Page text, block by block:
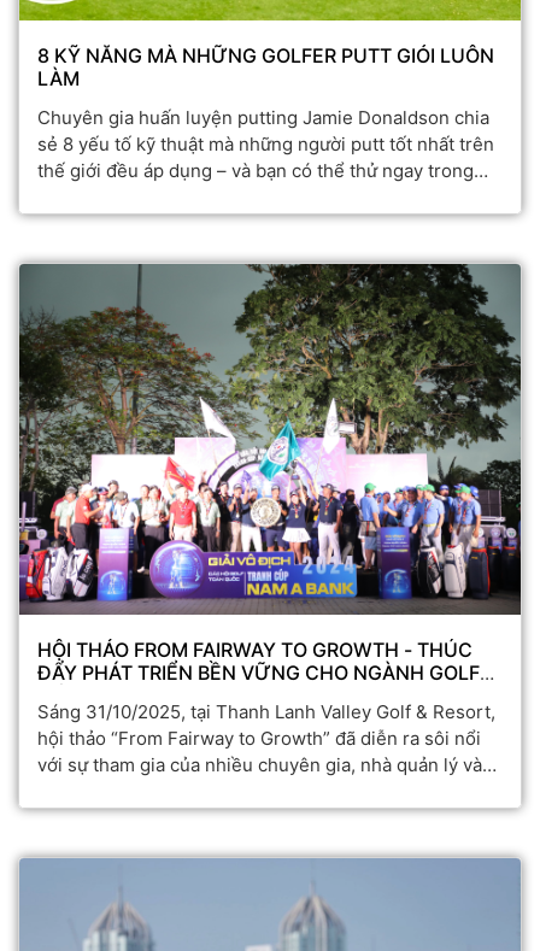
8 KỸ NĂNG MÀ NHỮNG GOLFER PUTT GIỎI LUÔN
LÀM
Chuyên gia huấn luyện putting Jamie Donaldson chia
sẻ 8 yếu tố kỹ thuật mà những người putt tốt nhất trên
thế giới đều áp dụng – và bạn có thể thử ngay trong
HỘI THẢO FROM FAIRWAY TO GROWTH - THÚC
ĐẨY PHÁT TRIỂN BỀN VỮNG CHO NGÀNH GOLF
Sáng 31/10/2025, tại Thanh Lanh Valley Golf & Resort,
hội thảo “From Fairway to Growth” đã diễn ra sôi nổi
với sự tham gia của nhiều chuyên gia, nhà quản lý và
Chương trình hướng tới mục tiêu nhìn nhận sâu sắc
vững từ Nhật Bản, một cường quốc về golf trên thế